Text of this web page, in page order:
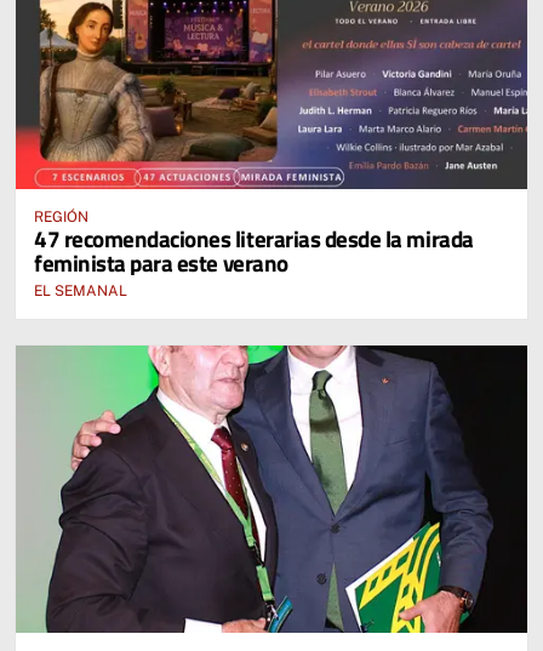
REGIÓN
47 recomendaciones literarias desde la mirada
feminista para este verano
EL SEMANAL